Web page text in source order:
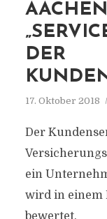
DER
17. Oktober 2018
Der
ein
wird in einem
bewertet.